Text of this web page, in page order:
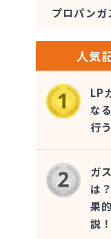
プロパンガ
人気
LP
な
行
ガ
は
果
説！